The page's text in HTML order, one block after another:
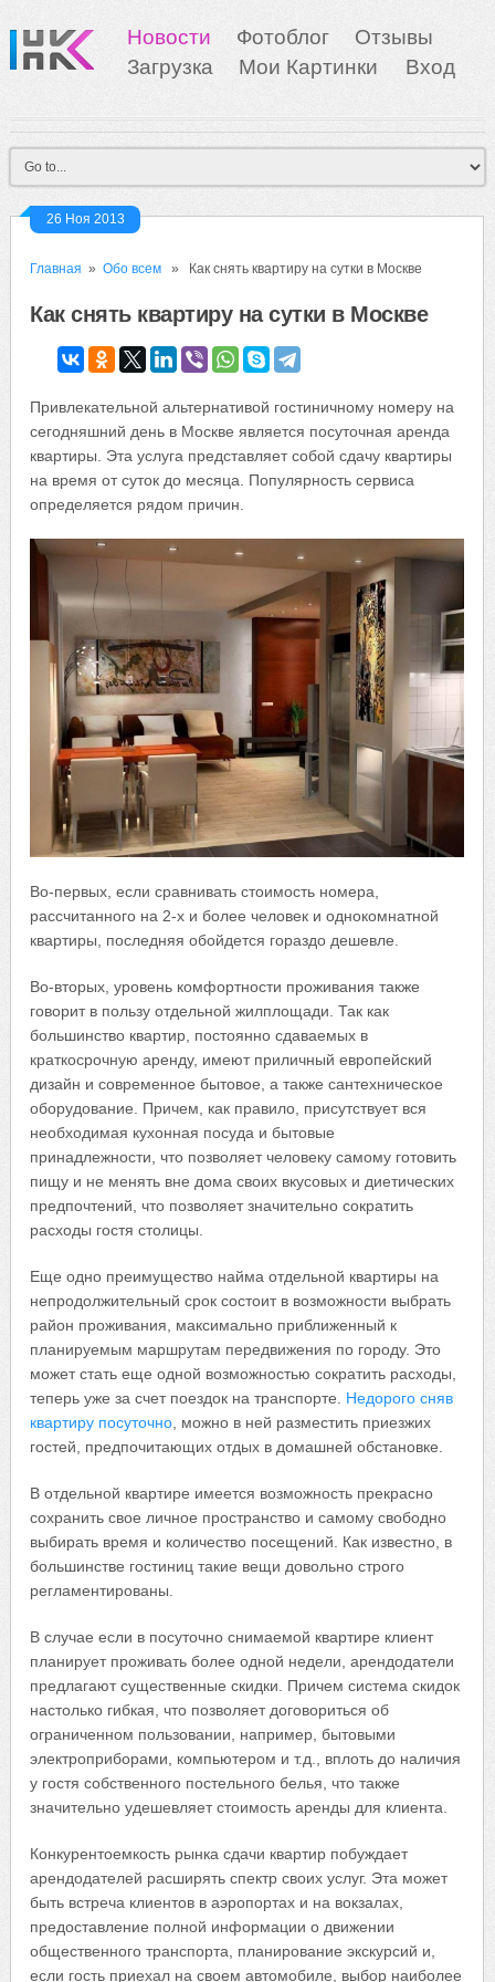
Новости Фотоблог
Отзывы
Загрузка
Мои Картинки Вход
26 Ноя 2013
Главная »Обо всем » Как снять квартиру на сутки в Москве
Как снять квартиру на сутки в Москве
Привлекательной альтернативой гостиничному номеру на
сегодняшний день в Москве является посуточная аренда
квартиры. Эта услуга представляет собой сдачу квартиры
на время от суток до месяца. Популярность сервиса
определяется рядом причин.
Во-первых, если сравнивать стоимость номера,
рассчитанного на 2-х и более человек и однокомнатной
квартиры, последняя обойдется гораздо дешевле.
Во-вторых, уровень комфортности проживания также
говорит в пользу отдельной жилплощади. Так как
большинство квартир, постоянно сдаваемых в
краткосрочную аренду, имеют приличный европейский
дизайн и современное бытовое, а также сантехническое
оборудование. Причем, как правило, присутствует вся
необходимая кухонная посуда и бытовые
принадлежности, что позволяет человеку самому готовить
пищу и не менять вне дома своих вкусовых и диетических
предпочтений, что позволяет значительно сократить
расходы гостя столицы.
Еще одно преимущество найма отдельной квартиры на
непродолжительный срок состоит в возможности выбрать
район проживания, максимально приближенный к
планируемым маршрутам передвижения по городу. Это
может стать еще одной возможностью сократить расходы,
теперь уже за счет поездок на транспорте. Недорого сняв
квартиру посуточно , можно в ней разместить приезжих
гостей, предпочитающих отдых в домашней обстановке.
В отдельной квартире имеется возможность прекрасно
сохранить свое личное пространство и самому свободно
выбирать время и количество посещений. Как известно, в
большинстве гостиниц такие вещи довольно строго
регламентированы.
В случае если в посуточно снимаемой квартире клиент
планирует проживать более одной недели, арендодатели
предлагают существенные скидки. Причем система скидок
настолько гибкая, что позволяет договориться об
ограниченном пользовании, например, бытовыми
электроприборами, компьютером и т.д., вплоть до наличия
у гостя собственного постельного белья, что также
значительно удешевляет стоимость аренды для клиента.
Конкурентоемкость рынка сдачи квартир побуждает
арендодателей расширять спектр своих услуг. Эта может
быть встреча клиентов в аэропортах и на вокзалах,
предоставление полной информации о движении
общественного транспорта, планирование экскурсий и,
если гость приехал на своем автомобиле, выбор наиболее